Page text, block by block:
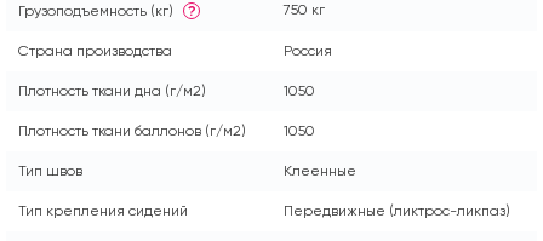
Грузоподъемность (кг) ? 750 кг
Страна производства Россия
Плотность ткани дна (г/м2) 1050
Плотность ткани баллонов (г/м2) 1050
Тип швов Клеенные
Тип крепления сидений Передвижные (ликтрос-ликпаз)